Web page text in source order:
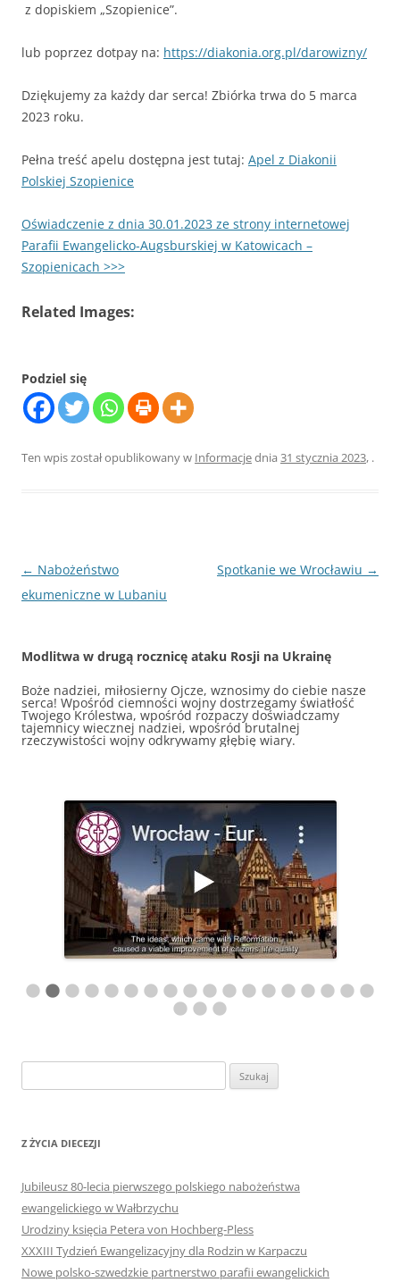
z dopiskiem „Szopienice”.
lub poprzez dotpay na: https://diakonia.org.pl/darowizny/
Dziękujemy za każdy dar serca! Zbiórka trwa do 5 marca
2023 roku.
Pełna treść apelu dostępna jest tutaj: Apel z Diakonii
Polskiej Szopienice
Oświadczenie z dnia 30.01.2023 ze strony internetowej
Parafii Ewangelicko-Augsburskiej w Katowicach –
Szopienicach >>>
Related Images:
Podziel się
Ten wpis został opublikowany w Informacjednia 31 stycznia 2023, .
Nawigacja
wpisu
← Nabożeństwo
ekumeniczne w Lubaniu
Spotkanie we Wrocławiu →
Modlitwa w drugą rocznicę ataku Rosji na Ukrainę
Boże nadziei, miłosierny Ojcze, wznosimy do ciebie nasze
serca! Wpośród ciemności wojny dostrzegamy światłość
Twojego Królestwa, wpośród rozpaczy doświadczamy
tajemnicy wiecznej nadziei, wpośród brutalnej
rzeczywistości wojny odkrywamy głębię wiary.
Z ŻYCIA DIECEZJI
Jubileusz 80-lecia pierwszego polskiego nabożeństwa
ewangelickiego w Wałbrzychu
Urodziny księcia Petera von Hochberg-Pless
XXXIII Tydzień Ewangelizacyjny dla Rodzin w Karpaczu
Nowe polsko-szwedzkie partnerstwo parafii ewangelickich